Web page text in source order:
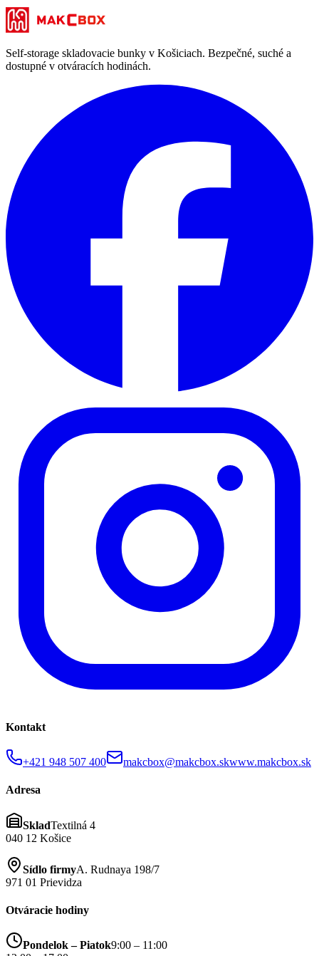
Self-storage skladovacie bunky v Košiciach. Bezpečné, suché a
dostupné v otváracích hodinách.
Kontakt
+421 948 507 400 makcbox@makcbox.skwww.makcbox.sk
Adresa
SkladTextilná 4
040 12 Košice
Sídlo firmyA. Rudnaya 198/7
971 01 Prievidza
Otváracie hodiny
Pondelok – Piatok9:00 – 11:00